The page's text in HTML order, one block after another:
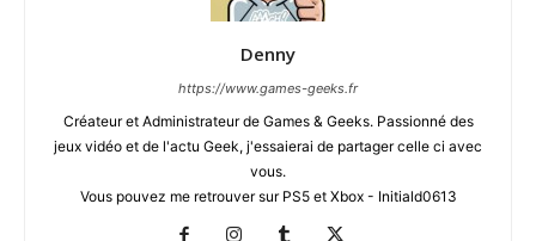
Denny
https://www.games-geeks.fr
Créateur et Administrateur de Games & Geeks. Passionné des
jeux vidéo et de l'actu Geek, j'essaierai de partager celle ci avec
vous.
Vous pouvez me retrouver sur PS5 et Xbox - Initiald0613